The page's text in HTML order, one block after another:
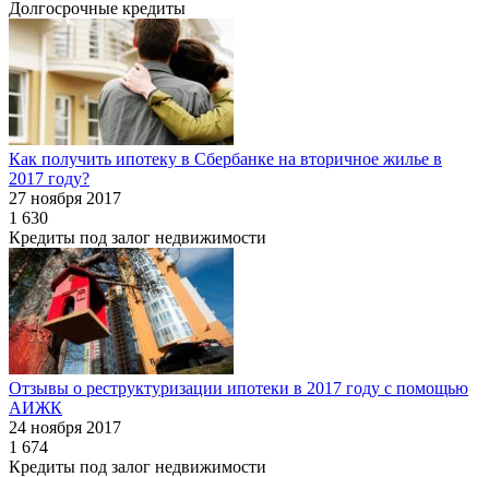
Долгосрочные кредиты
Как получить ипотеку в Сбербанке на вторичное жилье в
2017 году?
27 ноября 2017
1 630
Кредиты под залог недвижимости
Отзывы о реструктуризации ипотеки в 2017 году с помощью
АИЖК
24 ноября 2017
1 674
Кредиты под залог недвижимости